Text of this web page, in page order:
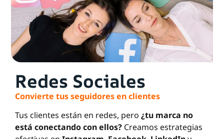
Redes Sociales
Convierte tus seguidores en clientes
Tus clientes están en redes, pero ¿tu marca no
está conectando con ellos? Creamos estrategias